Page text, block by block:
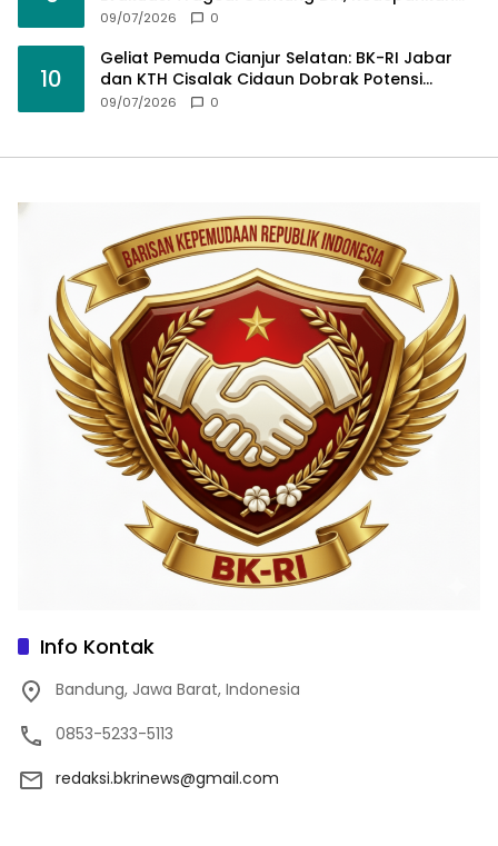
Pendekatan Spiritual dan Hukum Demi Jaga
09/07/2026 0
10
Geliat Pemuda Cianjur Selatan: BK-RI Jabar
dan KTH Cisalak Cidaun Dobrak Potensi
Wisata Berbasis Regulasi
09/07/2026 0
Info Kontak
Bandung, Jawa Barat, Indonesia
0853-5233-5113
redaksi.bkrinews@gmail.com